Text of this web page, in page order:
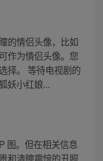
的情侣头像，比如
作为情侣头像。您
择。 等待电视剧的
妖小红娘...
图。但在相关信息
和清瞳震惊的丑照